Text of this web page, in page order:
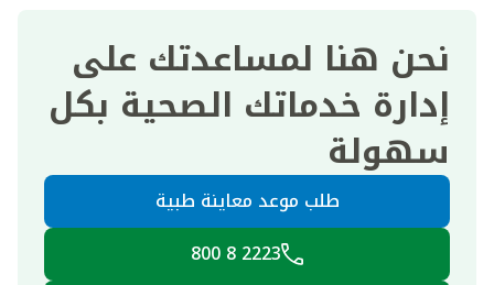
نحن هنا لمساعدتك على
إدارة خدماتك الصحية بكل
سهولة
طلب موعد معاينة طبية
2223 8 800